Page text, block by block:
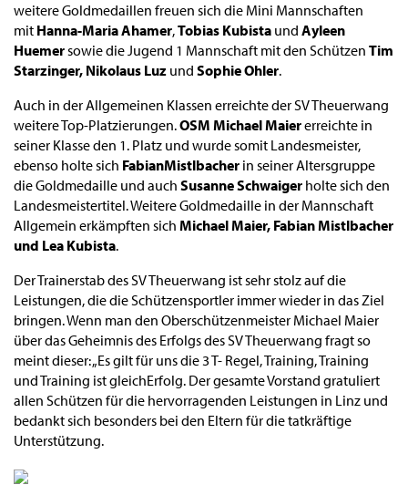
weitere Goldmedaillen freuen sich die Mini Mannschaften
mit Hanna-Maria Ahamer,Tobias Kubista und Ayleen
Huemersowie die Jugend 1 Mannschaft mit den Schützen Tim
Starzinger, Nikolaus Luz und Sophie Ohler.
Auch in der Allgemeinen Klassen erreichte der SV Theuerwang
weitere Top-Platzierungen.OSM Michael Maiererreichte in
seiner Klasse den 1. Platz und wurde somit Landesmeister,
ebenso holte sich FabianMistlbacher in seiner Altersgruppe
die Goldmedaille und auch Susanne Schwaiger holte sich den
Landesmeistertitel. Weitere Goldmedaille in der Mannschaft
Allgemein erkämpften sich Michael Maier, FabianMistlbacher
und Lea Kubista.
Der Trainerstab des SV Theuerwang ist sehr stolz auf die
Leistungen, die die Schützensportler immer wieder in das Ziel
bringen. Wenn man den Oberschützenmeister Michael Maier
über das Geheimnis des Erfolgs des SV Theuerwang fragt so
meint dieser: „Es gilt für uns die 3 T- Regel, Training, Training
und Training ist gleichErfolg. Der gesamte Vorstand gratuliert
allen Schützen für die hervorragenden Leistungen in Linz und
bedankt sich besonders bei den Eltern für die tatkräftige
Unterstützung.